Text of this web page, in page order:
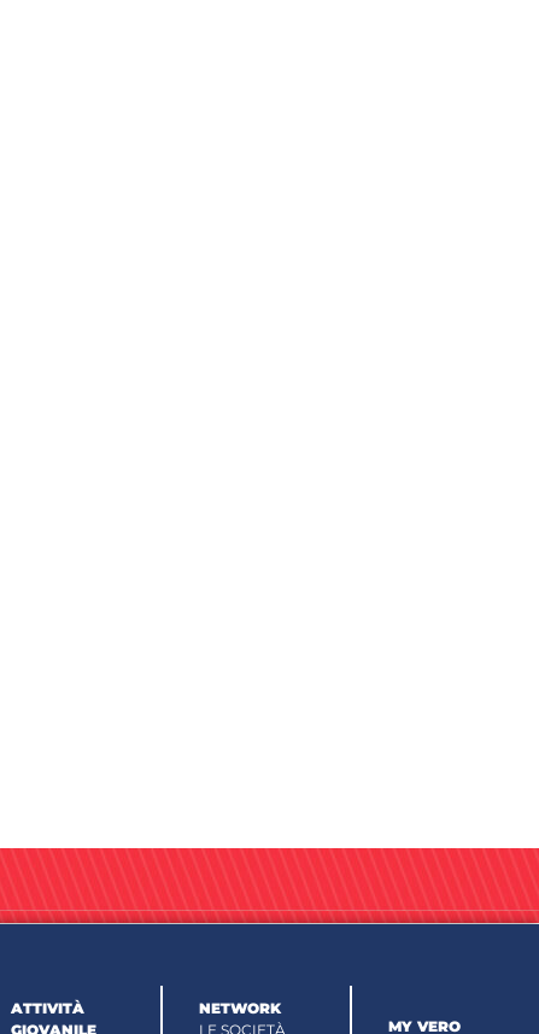
ATTIVITÀ
GIOVANILE
NETWORK
LE SOCIETÀ
MY VERO